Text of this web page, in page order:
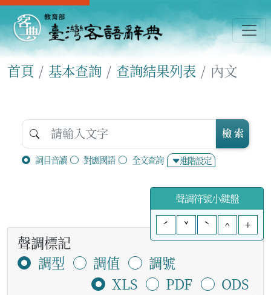
首頁 基本查詢 查詢結果列表 內文
詞目音讀 對應國語 全文查詢 進階設定
檢 索
聲調符號小鍵盤
ˊ
ˇ ˋ ^ +
聲調標記
調型
調值
調號
XLS
PDF
ODS